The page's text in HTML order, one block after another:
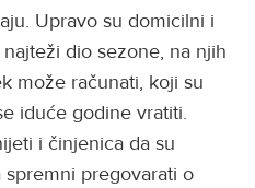
Upravo su domicilni i
dio sezone, na njih
može računati, koji su
iduće godine vratiti.
i činjenica da su
pregovarati o